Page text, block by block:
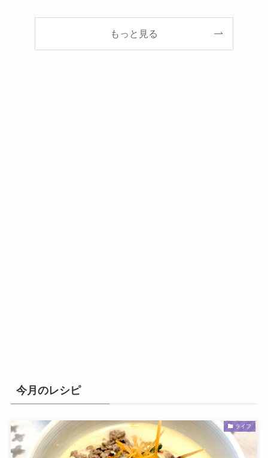
もっと見る
今月のレシピ
ライフ